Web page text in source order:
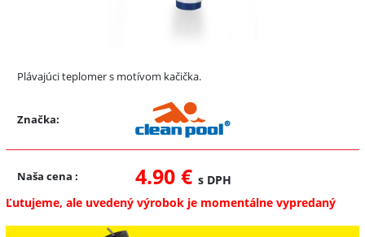
Plávajúci teplomer s motívom kačička.
Značka:
Naša cena : 4.90 € s DPH
Ľutujeme, ale uvedený výrobok je momentálne vypredaný